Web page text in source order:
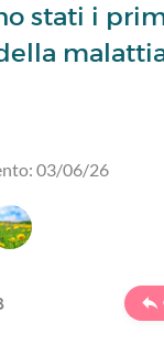
stati i
03/06/26